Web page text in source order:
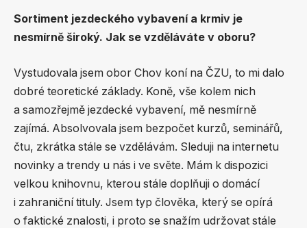
Sortiment jezdeckého vybavení a krmiv je
nesmírně široký. Jak se vzděláváte v oboru?
Vystudovala jsem obor Chov koní na ČZU, to mi dalo
dobré teoretické základy. Koně, vše kolem nich
a samozřejmě jezdecké vybavení, mě nesmírně
zajímá. Absolvovala jsem bezpočet kurzů, seminářů,
čtu, zkrátka stále se vzdělávám. Sleduji na internetu
novinky a trendy u nás i ve světe. Mám k dispozici
velkou knihovnu, kterou stále doplňuji o domácí
i zahraniční tituly. Jsem typ člověka, který se opírá
o faktické znalosti, i proto se snažím udržovat stále